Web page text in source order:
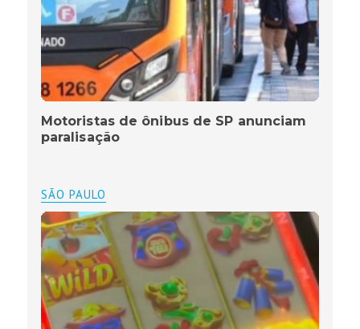
Motoristas de ônibus de SP anunciam
paralisação
SÃO PAULO